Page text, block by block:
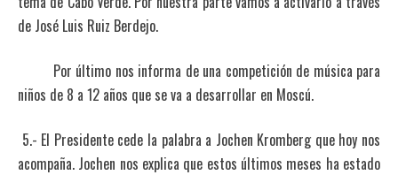
de José Luis Ruiz Berdejo.
Por último nos informa de una competición de música para
niños de 8 a 12 años que se va a desarrollar en Moscú.
5.- El Presidente cede la palabra a Jochen Kromberg que hoy nos
acompaña. Jochen nos explica que estos últimos meses ha estado